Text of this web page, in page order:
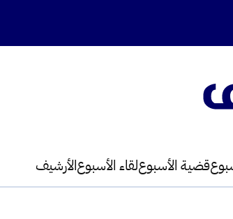
قضية الأسبوعلقاء الأسبوعالأرشيف